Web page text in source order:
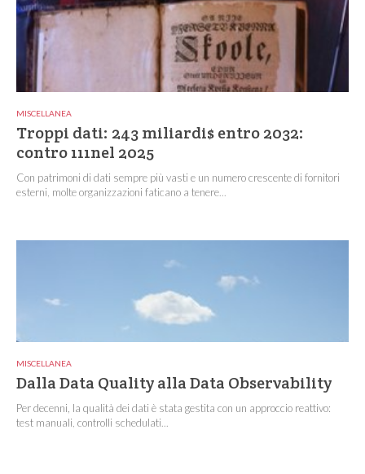
MISCELLANEA
Troppi dati: 243 miliardi$ entro 2032:
contro 111nel 2025
Con patrimoni di dati sempre più vasti e un numero crescente di fornitori
esterni, molte organizzazioni faticano a tenere...
MISCELLANEA
Dalla Data Quality alla Data Observability
Per decenni, la qualità dei dati è stata gestita con un approccio reattivo:
test manuali, controlli schedulati...